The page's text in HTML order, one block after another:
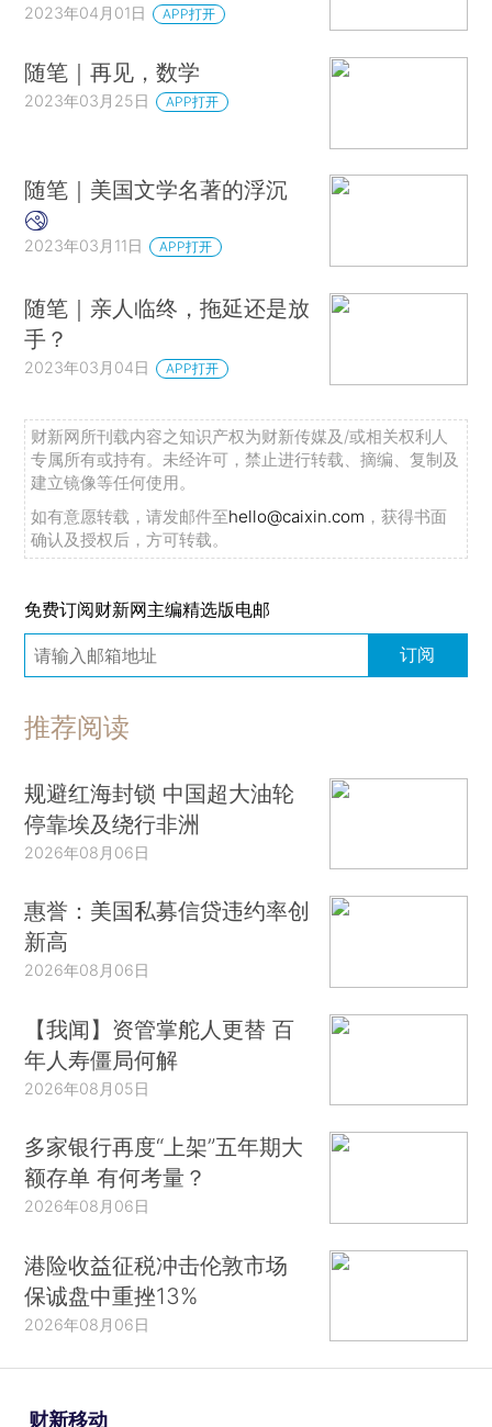
2023年04月01日 APP打开
随笔｜再见，数学
2023年03月25日 APP打开
随笔｜美国文学名著的浮沉
2023年03月11日 APP打开
随笔｜亲人临终，拖延还是放
手？
2023年03月04日 APP打开
财新网所刊载内容之知识产权为财新传媒及/或相关权利人
专属所有或持有。未经许可，禁止进行转载、摘编、复制及
建立镜像等任何使用。
如有意愿转载，请发邮件至hello@caixin.com ，获得书面
确认及授权后，方可转载。
免费订阅财新网主编精选版电邮
订阅
推荐阅读
规避红海封锁 中国超大油轮
停靠埃及绕行非洲
2026年08月06日
惠誉：美国私募信贷违约率创
新高
2026年08月06日
【我闻】资管掌舵人更替 百
年人寿僵局何解
2026年08月05日
多家银行再度“上架”五年期大
额存单 有何考量？
2026年08月06日
港险收益征税冲击伦敦市场
保诚盘中重挫13%
2026年08月06日
财新移动